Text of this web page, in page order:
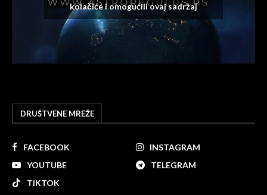
kolačiće i omogućili ovaj sadržaj
DRUŠTVENE MREŽE
FACEBOOK
INSTAGRAM
YOUTUBE
TELEGRAM
TIKTOK